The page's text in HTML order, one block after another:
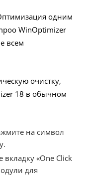
одним
WinOptimizer
всем
очистку,
18 в обычном
на символ
вкладку «One Click
для